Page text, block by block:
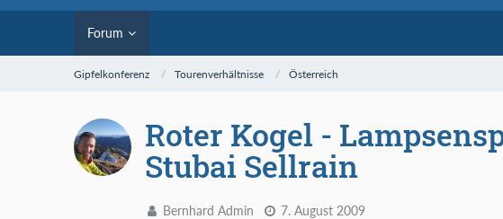
Forum
Gipfelkonferenz Tourenverhältnisse Österreich
Roter Kogel -
Stubai Sellrain
Bernhard Admin 7. August 2009